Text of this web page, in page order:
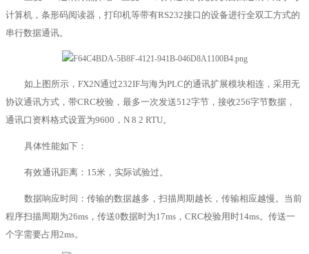
计算机，条形码阅读器，打印机等带有RS232接口的设备进行全双工方式的
串行数据通讯。
如上图所示，FX2N通过232IF与海为PLC的通讯扩展模块相连，采用无
协议通讯方式，带CRC校验，最多一次发送512字节，接收256字节数据，
通讯口资料格式设置为9600，N 8 2 RTU。
具体性能如下：
有效通讯距离：15米，实际试验过。
数据响应时间：传输的数据越多，扫描周期越长，传输相应越慢。当前
程序扫描周期为26ms，传送0数据时为17ms，CRC校验用时14ms。传送一
个字需要占用2ms。